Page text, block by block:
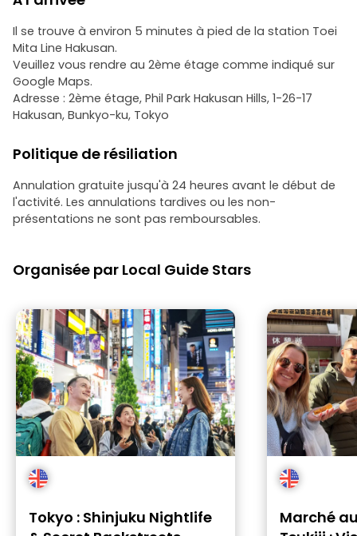
Il se trouve à environ 5 minutes à pied de la station Toei
Mita Line Hakusan.
Veuillez vous rendre au 2ème étage comme indiqué sur
Google Maps.
Adresse : 2ème étage, Phil Park Hakusan Hills, 1-26-17
Hakusan, Bunkyo-ku, Tokyo
Politique de résiliation
Annulation gratuite jusqu'à 24 heures avant le début de
l'activité. Les annulations tardives ou les non-
présentations ne sont pas remboursables.
Organisée par Local Guide Stars
Tokyo : Shinjuku Nightlife
Marché